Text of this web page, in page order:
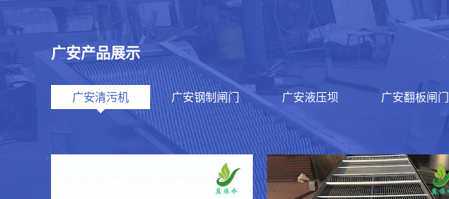
广安产品展示
广安清污机 广安钢制闸门 广安液压坝 广安翻板闸门